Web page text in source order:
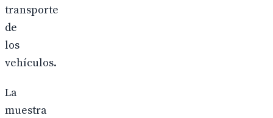
transporte
de
los
vehículos.
La
muestra